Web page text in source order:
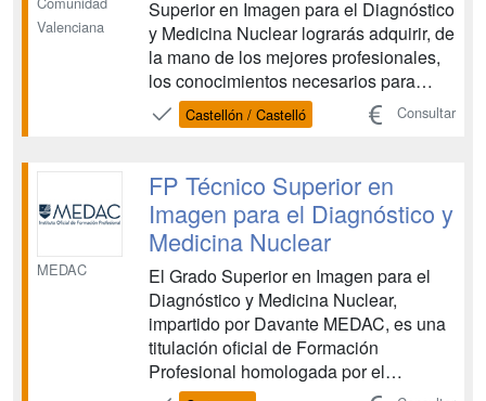
Valenciana
Superior en Imagen para el Diagnóstico
y Medicina Nuclear lograrás adquirir, de
la mano de los mejores profesionales,
los conocimientos necesarios para
obtener registros gráficos del cuerpo
humano utilizando equipos de
nuclear, y asistiendo al paciente
durante su estancia en la un...
Castellón / Castelló Consultar
MEDAC
FP Técnico Superior en
Imagen para el Diagnóstico y
Medicina Nuclear
El Grado Superior en Imagen para el
Diagnóstico y Medicina Nuclear,
impartido por Davante MEDAC, es una
titulación oficial de Formación
Profesional homologada por el
Ministerio de Educación, vinculada al